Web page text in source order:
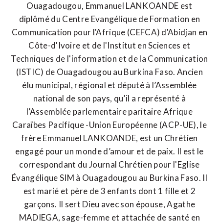
Ouagadougou, Emmanuel LANKOANDE est
diplômé du Centre Evangélique de Formation en
Communication pour l'Afrique (CEFCA) d'Abidjan en
Côte-d'Ivoire et de l'Institut en Sciences et
Techniques de l'information et de la Communication
(ISTIC) de Ouagadougou au Burkina Faso. Ancien
élu municipal, régional et député à l’Assemblée
national de son pays, qu’il a représenté à
l’Assemblée parlementaire paritaire Afrique
Caraïbes Pacifique -Union Européenne (ACP-UE), le
frère Emmanuel LANKOANDE, est un Chrétien
engagé pour un monde d’amour et de paix. Il est le
correspondant du Journal Chrétien pour l'Eglise
Évangélique SIM à Ouagadougou au Burkina Faso. Il
est marié et père de 3 enfants dont 1 fille et 2
garçons. Il sert Dieu avec son épouse, Agathe
MADIEGA, sage-femme et attachée de santé en